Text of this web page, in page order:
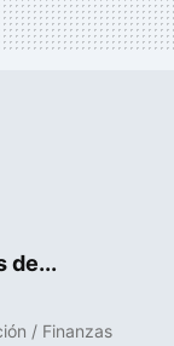
de...
/ Finanzas